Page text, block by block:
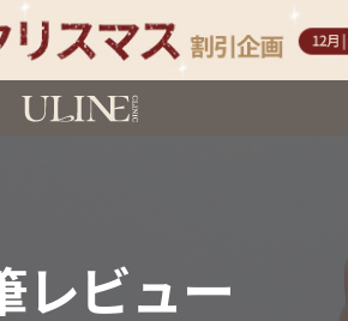
レビュー